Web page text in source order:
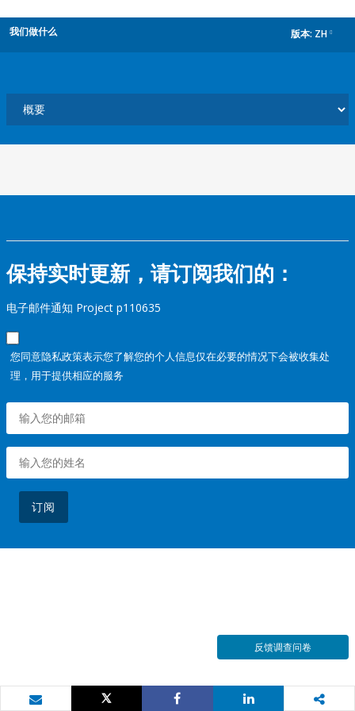
我们做什么 版本: ZH
保持实时更新，请订阅我们的：
电子邮件通知 Project p110635
您同意隐私政策表示您了解您的个人信息仅在必要的情况下会被收集处
理，用于提供相应的服务
订阅
反馈调查问卷